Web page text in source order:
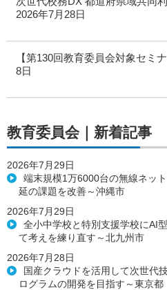
2026年7月28日
【第130回教育委員会対象セミ
8日
教育委員会｜新着記事
2026年7月29日
端末規模1万6000台の無線ネッ
延の課題を改善～沖縄市
2026年7月29日
全小中学校と特別支援学校にAI
て考えを練り直す～北九州市
2026年7月28日
国産クラウドを活用して次世代
ログラムの開発を目指す～東京都